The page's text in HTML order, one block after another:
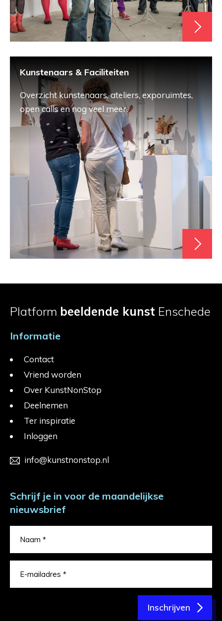
Kunstenaars & Faciliteiten
Overzicht kunstenaars, ateliers, exporuimtes,
open calls en nog veel meer.
Platform beeldende kunst Enschede
Informatie
Contact
Vriend worden
Over KunstNonStop
Deelnemen
Ter inspiratie
Inloggen
info@kunstnonstop.nl
Schrijf je in voor de maandelijkse
nieuwsbrief
Inschrijven